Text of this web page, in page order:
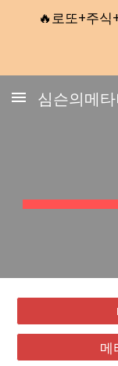
Skip to main content
🔥로또+주
심슨의메
메